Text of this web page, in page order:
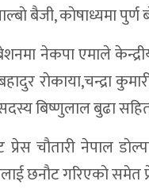
बैजी, काेषाध्यमा
नेकपा एमाले
राेकाया,चन्द्रा
बिष्णुलाल बुढा
चाैतारी नेपाल
छनाैट गरिएकाे समेत